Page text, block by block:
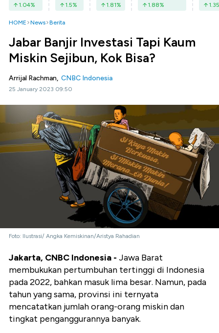
1.04% 1.5% 1.81% 1.88% 1.35
HOME News Berita
Jabar Banjir Investasi Tapi Kaum
Miskin Sejibun, Kok Bisa?
Arrijal Rachman, CNBC Indonesia
25 January 2023 09:50
Foto: Ilustrasi/ Angka Kemiskinan/Aristya Rahadian
Jakarta, CNBC Indonesia - Jawa Barat
membukukan pertumbuhan tertinggi di Indonesia
pada 2022, bahkan masuk lima besar. Namun, pada
tahun yang sama, provinsi ini ternyata
mencatatkan jumlah orang-orang miskin dan
tingkat penganggurannya banyak.